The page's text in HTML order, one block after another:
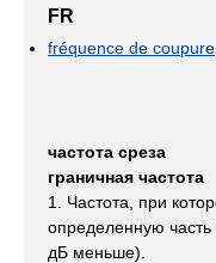
FR
fréquence de coupure
частота среза
граничная частота
1. Частота, при
определенную
дБ меньше).